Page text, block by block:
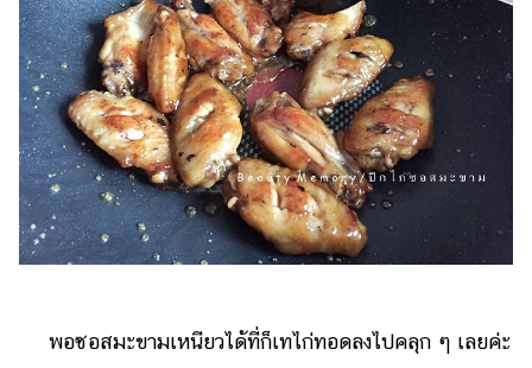
พอซอสมะขามเหนียวได้ที่ก็เทไก่ทอดลงไปคลุก ๆ เลยค่ะ